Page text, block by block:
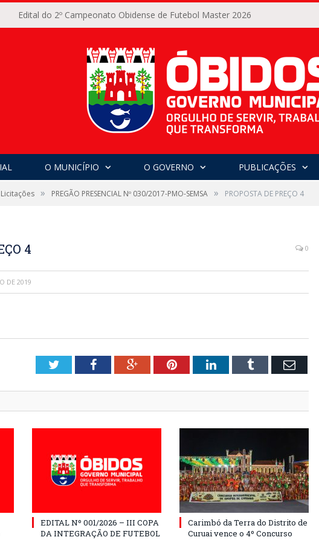
Edital do 2º Campeonato Obidense de Futebol Master 2026
O MUNICÍPIO O GOVERNO PUBLICAÇÕES
Licitações » PREGÃO PRESENCIAL Nº 030/2017-PMO-SEMSA » PROPOSTA DE PREÇO 4
4 0
DE 2019
TwitterFacebookGoogle+PinterestLinkedInTumblr Email
EDITAL Nº 001/2026 – III COPA
DA INTEGRAÇÃO DE FUTEBOL
Carimbó da Terra do Distrito de
Curuai vence o 4º Concurso